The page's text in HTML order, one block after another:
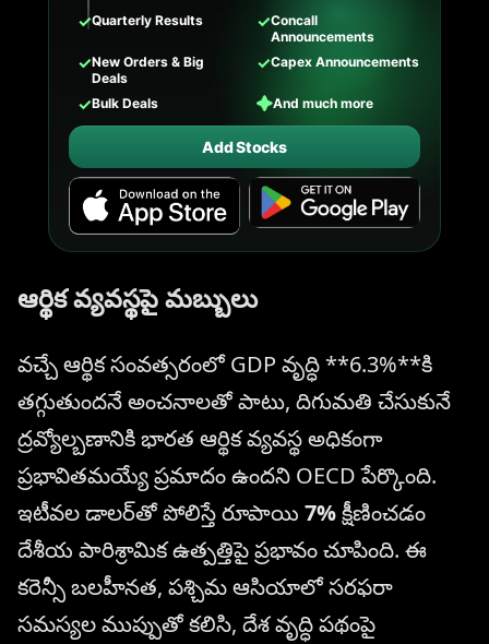
✓Quarterly Results ✓Concall
Announcements
✓New Orders & Big
Deals
✓Capex Announcements
✓Bulk Deals ✦And much more
Add Stocks
ఆర్థిక వ్యవస్థపై మబ్బులు
వచ్చే ఆర్థిక సంవత్సరంలో GDP వృద్ధి **6.3%**కి
తగ్గుతుందనే అంచనాలతో పాటు, దిగుమతి చేసుకునే
ద్రవ్యోల్బణానికి భారత ఆర్థిక వ్యవస్థ అధికంగా
ప్రభావితమయ్యే ప్రమాదం ఉందని OECD పేర్కొంది.
ఇటీవల డాలర్‌తో పోలిస్తే రూపాయి 7%క్షీణించడం
దేశీయ పారిశ్రామిక ఉత్పత్తిపై ప్రభావం చూపింది. ఈ
కరెన్సీ బలహీనత, పశ్చిమ ఆసియాలో సరఫరా
సమస్యల ముప్పుతో కలిసి, దేశ వృద్ధి పథంపై